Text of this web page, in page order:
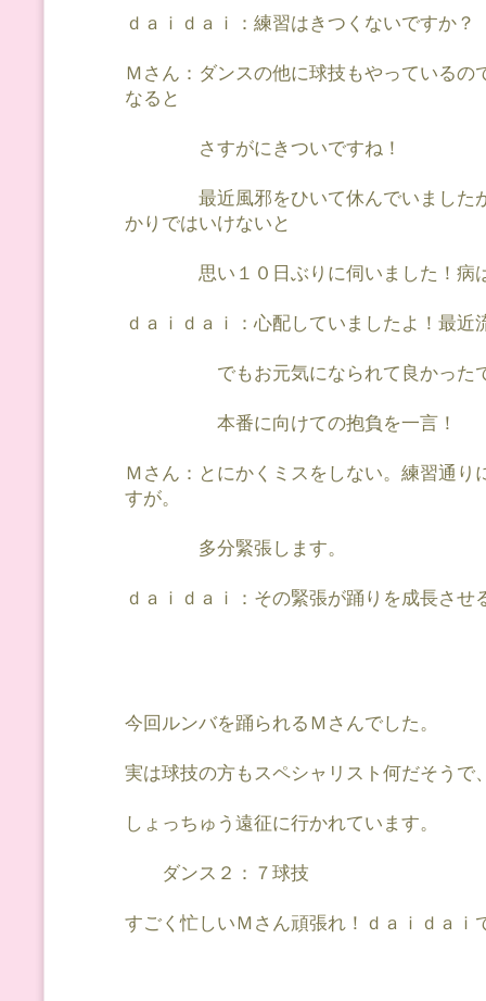
ｄａｉｄａｉ：練習はきつくないですか？
Ｍさん：ダンスの他に球技もやっているの
なると
さすがにきついですね！
最近風邪をひいて休んでいましたが
かりではいけないと
思い１０日ぶりに伺いました！病は
ｄａｉｄａｉ：心配していましたよ！最近
でもお元気になられて良かった
本番に向けての抱負を一言！
Ｍさん：とにかくミスをしない。練習通り
すが。
多分緊張します。
ｄａｉｄａｉ：その緊張が踊りを成長させ
今回ルンバを踊られるＭさんでした。
実は球技の方もスペシャリスト何だそうで
しょっちゅう遠征に行かれています。
ダンス２：７球技
すごく忙しいＭさん頑張れ！ｄａｉｄａｉ